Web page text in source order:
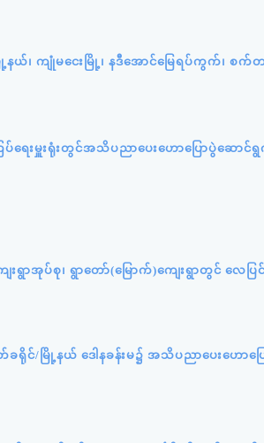
မြို့နယ်၊ ကျုံမငေးမြို့၊ နဒီအောင်မြေရပ်ကွက်၊
ပ်ရေးမှူးရုံးတွင်အသိပညာပေးဟောပြောပွဲဆော
းရွာအုပ်စု၊ ရွာတော်(မြောက်)ကျေးရွာတွင် လေ
ရိုင်/မြို့နယ် ဒေါနခန်းမ၌ အသိပညာပေးဟောပ